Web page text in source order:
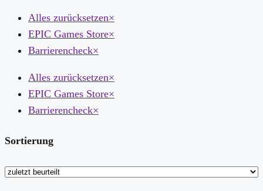
Alles zurücksetzen×
EPIC Games Store×
Barrierencheck×
Alles zurücksetzen×
EPIC Games Store×
Barrierencheck×
Sortierung